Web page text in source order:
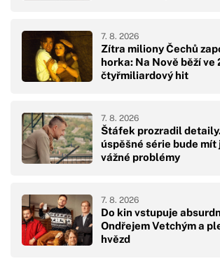
Zítra miliony Čechů
horka: Na Nově běží ve
čtyřmiliardový hit
7. 8. 2026
Štáfek prozradil
úspěšné série bude mít
vážné problémy
7. 8. 2026
Do kin vstupuje
Ondřejem Vetchým a
hvězd
7. 8. 2026